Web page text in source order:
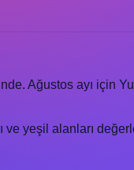
Ağustos ayı için
ve yeşil alanları